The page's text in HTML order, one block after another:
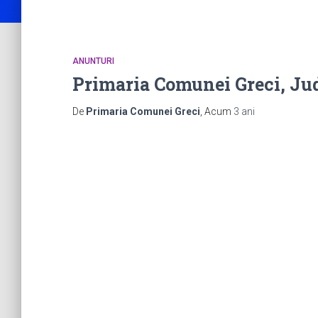
ANUNTURI
Primaria Comunei Greci,
De Primaria Comunei Greci , Acum 3 ani